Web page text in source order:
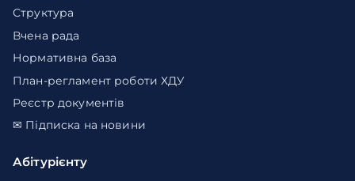
Структура
Вчена рада
Нормативна база
План-регламент роботи ХДУ
Реєстр документів
✉ Підписка на новини
Абітурієнту